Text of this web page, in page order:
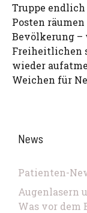
Truppe
Posten
Bevölkerung
Freiheitlichen
wieder
Weichen für
News
Patienten-
Augenlasern
Was vor dem